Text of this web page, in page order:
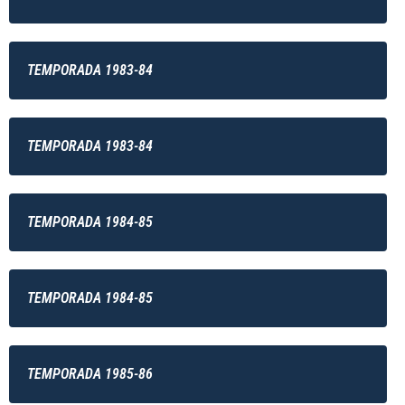
TEMPORADA 1983-84
TEMPORADA 1983-84
TEMPORADA 1984-85
TEMPORADA 1984-85
TEMPORADA 1985-86